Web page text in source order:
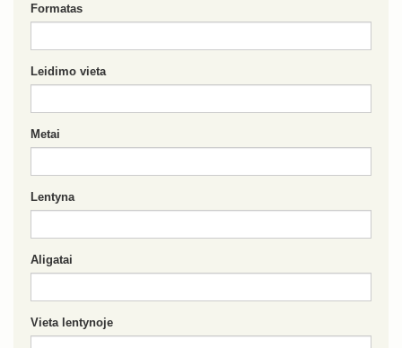
Formatas
Leidimo vieta
Metai
Lentyna
Aligatai
Vieta lentynoje